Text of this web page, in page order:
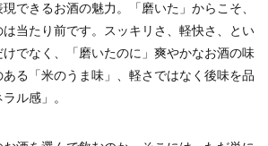
現できるお酒の魅力。「磨いた」からこそ、
当たり前です。スッキリさ、軽快さ、とい
でなく、「磨いたのに」爽やかなお酒の味
る「米のうま味」、軽さではなく後味を品
ル感」。